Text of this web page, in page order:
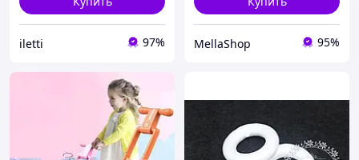
iletti 97% MellaShop 95%